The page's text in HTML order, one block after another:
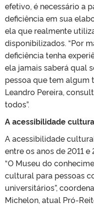
efetivo, é necessário a
deficiência em sua
ela que realmente
disponibilizados. “Por
deficiência tenha
ela jamais saberá qual
pessoa que tem algum
Leandro Pereira,
todos”.
A acessibilidade
A acessibilidade
entre os anos de 2011
“O Museu do
cultural para pessoas
universitários”,
Michelon, atual Pró-